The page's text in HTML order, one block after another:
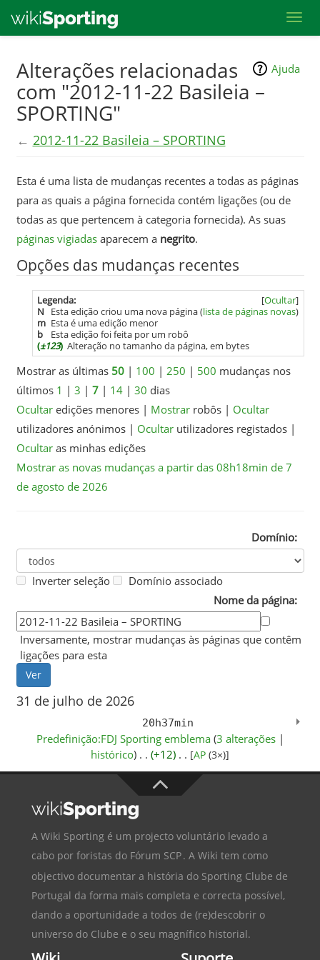
main
content
Ajuda
Alterações relacionadas
com "2012-11-22 Basileia –
SPORTING"
← 2012-11-22 Basileia – SPORTING
Esta é uma lista de mudanças recentes a todas as páginas
para as quais a página fornecida contém ligações (ou de
todas as que pertencem à categoria fornecida). As suas
páginas vigiadasaparecem a negrito.
Opções das mudanças recentes
[Ocultar]
Legenda:
N
Esta edição criou uma nova página (lista de páginas novas)
m Esta é uma edição menor
b
Esta edição foi feita por um robô
(±123) Alteração no tamanho da página, em bytes
Mostrar as últimas 50| 100 | 250 | 500 mudanças nos
últimos 1 | 3 | 7| 14| 30 dias
Ocultaredições menores| Mostrarrobôs| Ocultar
utilizadores anónimos| Ocultarutilizadores registados|
Ocultaras minhas edições
Mostrar as novas mudanças a partir das 08h18min de 7
de agosto de 2026
Domínio:
Inverter seleção
Domínio associado
Nome da página:
Inversamente, mostrar mudanças às páginas que contêm
ligações para esta
31 de julho de 2026
20h37min
Predefinição:FDJ Sporting emblema‎‎ (3 alterações|
histórico) . . (+12) . . [AP ‎ (3×)]
A Wiki Sporting é um projecto voluntário levado a
cabo por foristas do Fórum SCP. A Wiki tem como
objectivo documentar a história do Sporting Clube de
Portugal da forma mais completa e correcta possível,
dando a oportunidade a todos de (re)descobrir o
universo do Clube e o seu magnífico historial.